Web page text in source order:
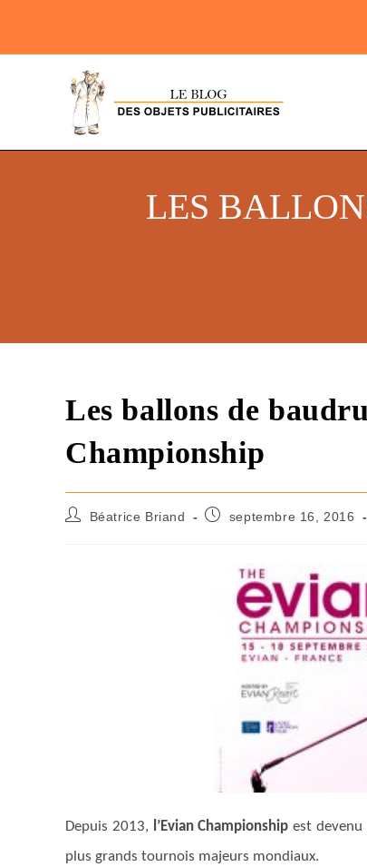
LES
Les ballons de
Championship
Béatrice Briand septembre 16, 2016
Depuis 2013, l’Evian Championship est
plus grands tournois majeurs mondiaux.